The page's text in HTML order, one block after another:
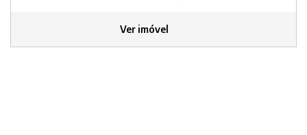
Ver imóvel